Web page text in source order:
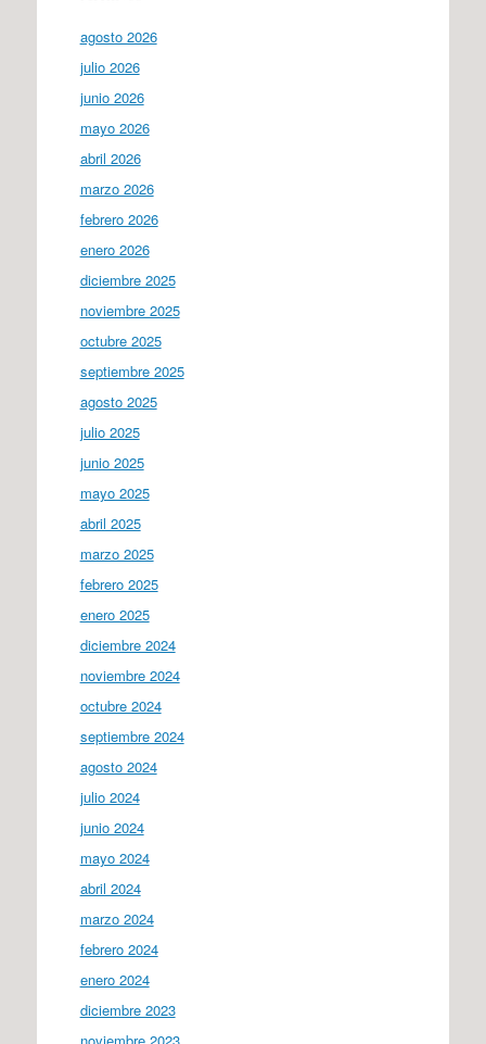
agosto 2026
julio 2026
junio 2026
mayo 2026
abril 2026
marzo 2026
febrero 2026
enero 2026
diciembre 2025
noviembre 2025
octubre 2025
septiembre 2025
agosto 2025
julio 2025
junio 2025
mayo 2025
abril 2025
marzo 2025
febrero 2025
enero 2025
diciembre 2024
noviembre 2024
octubre 2024
septiembre 2024
agosto 2024
julio 2024
junio 2024
mayo 2024
abril 2024
marzo 2024
febrero 2024
enero 2024
diciembre 2023
noviembre 2023